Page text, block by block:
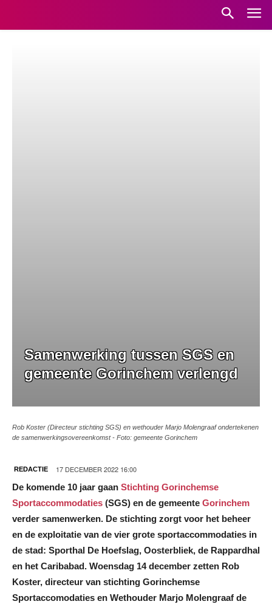
Samenwerking tussen SGS en
gemeente Gorinchem verlengd
Rob Koster (Directeur stichting SGS) en wethouder Marjo Molengraaf ondertekenen
de samenwerkingsovereenkomst - Foto: gemeente Gorinchem
REDACTIE 17 DECEMBER 2022 16:00
De komende 10 jaar gaan Stichting Gorinchemse
Sportaccommodaties (SGS) en de gemeente Gorinchem
verder samenwerken. De stichting zorgt voor het beheer
en de exploitatie van de vier grote sportaccommodaties in
de stad: Sporthal De Hoefslag, Oosterbliek, de Rappardhal
en het Caribabad. Woensdag 14 december zetten Rob
Koster, directeur van stichting Gorinchemse
Sportaccomodaties en Wethouder Marjo Molengraaf de